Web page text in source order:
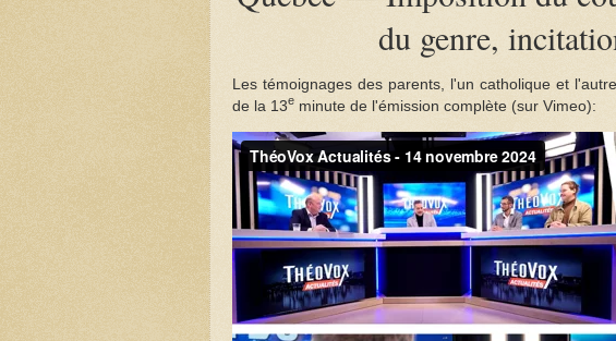
du genre,
Les témoignages des parents, l'un catholique et
de la 13e minute de l'émission complète (sur Vimeo):